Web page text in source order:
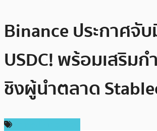
Binance ประกาศจั
USDC! พร้อมเสริม
ชิงผู้นำตลาด